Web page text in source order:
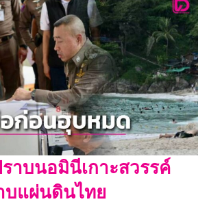
าบนอมินีเกาะสวรรค์
บแผ่นดินไทย